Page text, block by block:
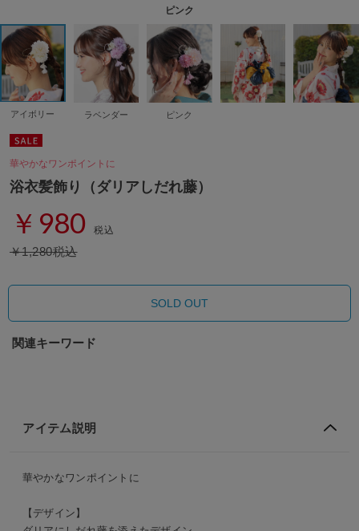
ピンク
アイボリー ラベンダー ピンク
華やかなワンポイントに
浴衣髪飾り（ダリアしだれ藤）
￥980 税込
￥1,280税込
SOLD OUT
関連キーワード
アイテム説明
華やかなワンポイントに
【デザイン】